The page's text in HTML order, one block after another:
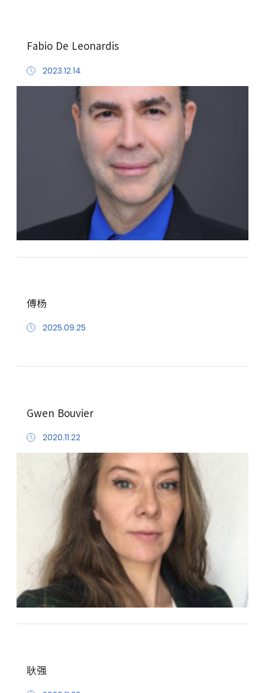
Fabio De Leonardis
2023.12.14
傅杨
2025.09.25
Gwen Bouvier
2020.11.22
耿强